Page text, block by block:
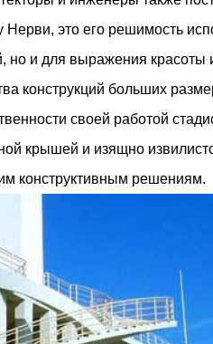
Нерви, это его решимость
но и для выражения красоты
конструкций больших
своей работой
крышей и изящно
конструктивным решениям.